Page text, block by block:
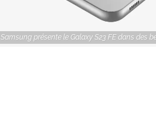
Samsung présente le Galaxy S23 FE dans des